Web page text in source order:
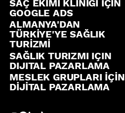
SAÇ EKIMI KLINIĞI İÇIN
GOOGLE ADS
ALMANYA'DAN
TÜRKİYE'YE SAĞLIK
TURİZMİ
SAĞLIK TURIZMI IÇIN
DIJITAL PAZARLAMA
MESLEK GRUPLARI İÇİN
DİJİTAL PAZARLAMA